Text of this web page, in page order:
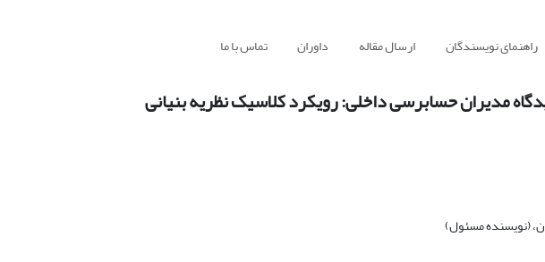
راهنمای نویسندگان ارسال مقاله داوران تماس با ما
مدیران حسابرسی داخلی: رویکرد کلاسیک نظریه بنیانی
(نویسنده مسئول)